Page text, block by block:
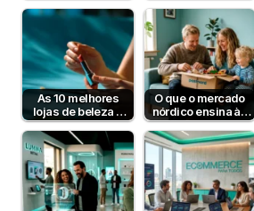
Velocidade e
Interatividade do…
semântica podem
aumentar a taxa de
conversão?
As 10 melhores
lojas de beleza e
cosmética online
em Portugal
O que o mercado
nórdico ensina às
lojas online
portuguesas?